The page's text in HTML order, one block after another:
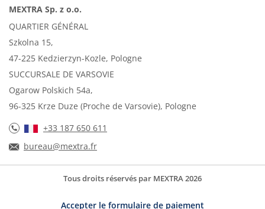
MEXTRA Sp. z o.o.
QUARTIER GÉNÉRAL
Szkolna 15,
47-225 Kedzierzyn-Kozle, Pologne
SUCCURSALE DE VARSOVIE
Ogarow Polskich 54a,
96-325 Krze Duze (Proche de Varsovie), Pologne
+33 187 650 611
bureau@mextra.fr
Tous droits réservés par MEXTRA 2026
Accepter le formulaire de paiement